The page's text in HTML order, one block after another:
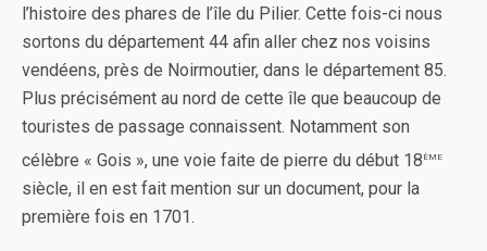
l’histoire des phares de l’île du Pilier. Cette fois-ci nous
sortons du département 44 afin aller chez nos voisins
vendéens, près de Noirmoutier, dans le département 85.
Plus précisément au nord de cette île que beaucoup de
touristes de passage connaissent. Notamment son
célèbre « Gois », une voie faite de pierre du début 18ème
siècle, il en est fait mention sur un document, pour la
première fois en 1701.